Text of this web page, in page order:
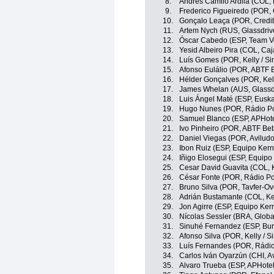
9.
Frederico Figueiredo
10.
Gonçalo Leaça (POR,
11.
Artem Nych (RUS,
12.
Óscar Cabedo (ESP, Team
13.
Yesid Albeiro Pira (COL,
14.
Luís Gomes (POR, Kelly /
15.
Afonso Eulálio (POR, ABTF
16.
Hélder Gonçalves (POR,
17.
James Whelan (AUS,
18.
Luis Ángel Maté (ESP,
19.
Hugo Nunes (POR, Rádio
20.
Samuel Blanco (ESP,
21.
Ivo Pinheiro (POR, ABTF
22.
Daniel Viegas (POR,
23.
Ibon Ruiz (ESP, Equipo
24.
Iñigo Elosegui (ESP,
25.
Cesar David Guavita (COL,
26.
César Fonte (POR, Rádio
27.
Bruno Silva (POR, Tavfer-
28.
Adrián Bustamante (COL,
29.
Jon Agirre (ESP, Equipo
30.
Nícolas Sessler (BRA,
31.
Sinuhé Fernandez (ESP,
32.
Afonso Silva (POR, Kelly /
33.
Luís Fernandes (POR,
34.
Carlos Iván Oyarzún (CHI,
35.
Alvaro Trueba (ESP,